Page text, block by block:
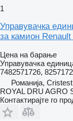
1
Управувачка
за камион Renault
Цена на барање
Управувачка
7482571726,
Романија,
ROYAL DRU AGRO
Контактирајте го